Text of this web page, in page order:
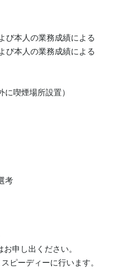
本人の業務成績による
本人の業務成績による
喫煙場所設置）
考
申し出ください。
ピーディーに行います。